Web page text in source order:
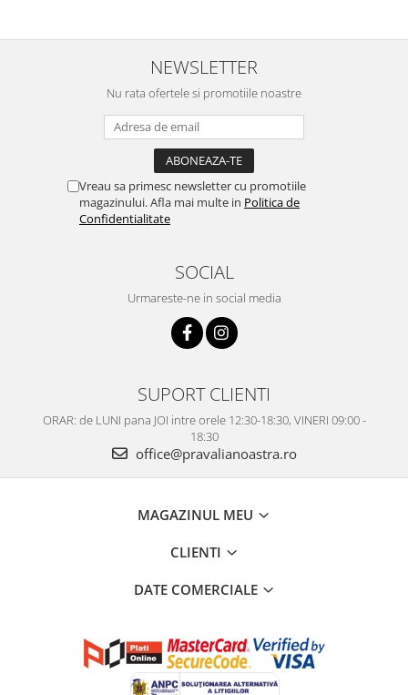
NEWSLETTER
Nu rata ofertele si promotiile noastre
Vreau sa primesc newsletter cu promotiile
magazinului. Afla mai multe in Politica de
Confidentialitate
SOCIAL
Urmareste-ne in social media
SUPORT CLIENTI
ORAR: de LUNI pana JOI intre orele 12:30-18:30, VINERI 09:00 -
18:30
office@pravalianoastra.ro
MAGAZINUL MEU
CLIENTI
DATE COMERCIALE